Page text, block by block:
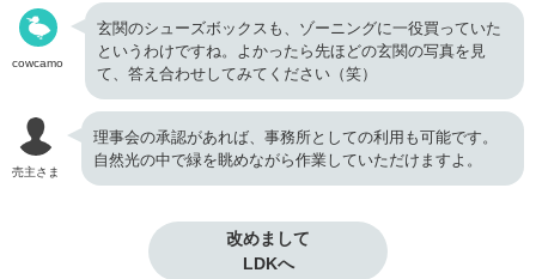
cowcamo
玄関のシューズボックスも、ゾーニングに一役買っていた
というわけですね。よかったら先ほどの玄関の写真を見
て、答え合わせしてみてください（笑）
売主さま
理事会の承認があれば、事務所としての利用も可能です。
自然光の中で緑を眺めながら作業していただけますよ。
改めまして
LDKへ